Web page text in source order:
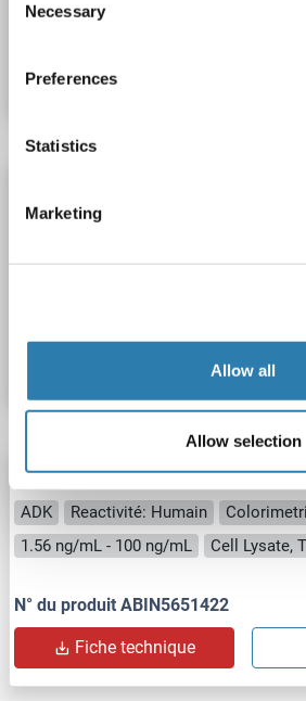
Selection
Necessary
Preferences
Statistics
Marketing
Allow all
Allow selection
Fiche technique
ADK Reactivité: Souris
ADK Kit ELISA
ADK Reactivité: Humain
1.56 ng/mL - 100 ng/mL
Cell Lysate,
N° du produit ABIN5651422
Fiche technique